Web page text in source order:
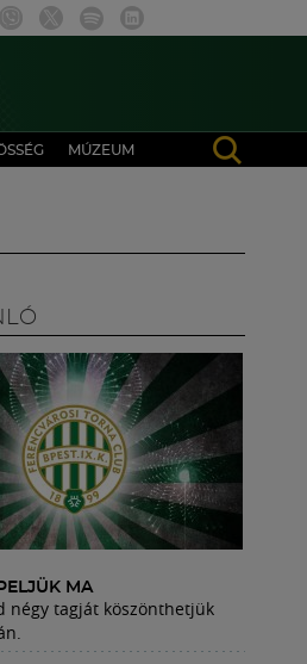
MÚZEUM
MA
négy tagját köszönthetjük